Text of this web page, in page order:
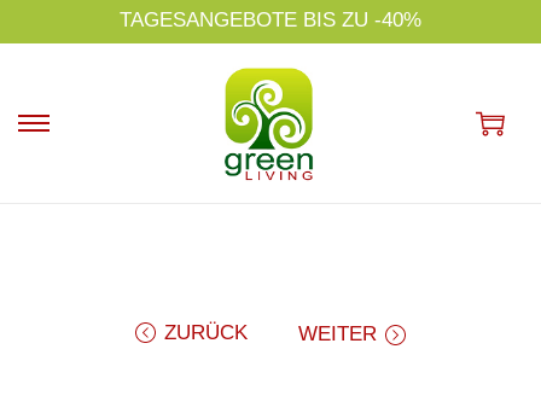
p
TAGESANGEBOTE BIS ZU -40%
ZURÜCK WEITER